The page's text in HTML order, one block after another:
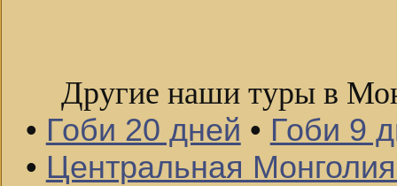
Другие наши туры в
• Гоби 20 дней • Гоби 9
• Центральная